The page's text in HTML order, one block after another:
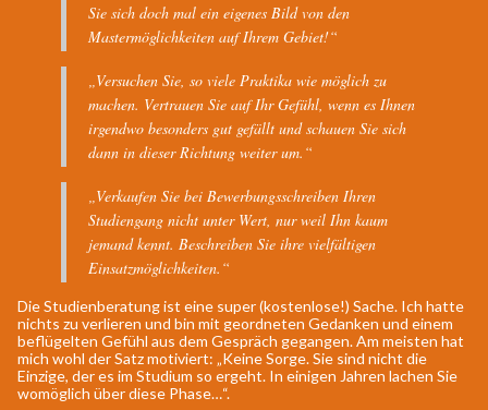
Sie sich doch mal ein eigenes Bild von den
Mastermöglichkeiten auf Ihrem Gebiet!“
„Versuchen Sie, so viele Praktika wie möglich zu
machen. Vertrauen Sie auf Ihr Gefühl, wenn es Ihnen
irgendwo besonders gut gefällt und schauen Sie sich
dann in dieser Richtung weiter um.“
„Verkaufen Sie bei Bewerbungsschreiben Ihren
Studiengang nicht unter Wert, nur weil Ihn kaum
jemand kennt. Beschreiben Sie ihre vielfältigen
Einsatzmöglichkeiten.“
Die Studienberatung ist eine super (kostenlose!) Sache. Ich hatte
nichts zu verlieren und bin mit geordneten Gedanken und einem
beflügelten Gefühl aus dem Gespräch gegangen. Am meisten hat
mich wohl der Satz motiviert: „Keine Sorge. Sie sind nicht die
Einzige, der es im Studium so ergeht. In einigen Jahren lachen Sie
womöglich über diese Phase…“.